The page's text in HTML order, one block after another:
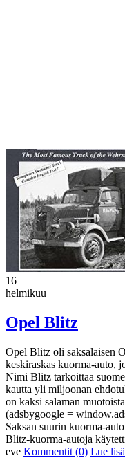
16
helmikuu
Opel Blitz
Opel Blitz oli saksalaisen
keskiraskas kuorma-auto,
Nimi Blitz tarkoittaa
kautta yli miljoonan
on kaksi salaman
(adsbygoogle =
Saksan suurin kuorma-
Blitz-kuorma-autoja
eve Kommentit (0) Lue